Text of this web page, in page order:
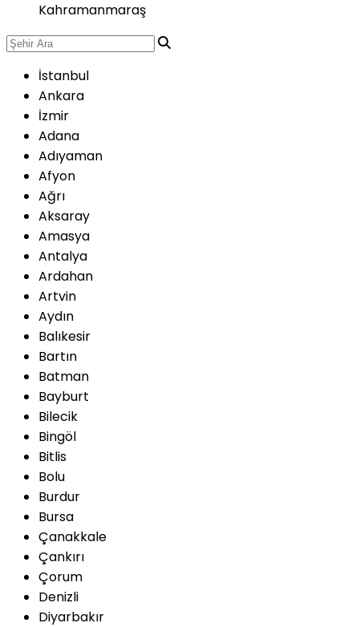
Kahramanmaraş
İstanbul
Ankara
İzmir
Adana
Adıyaman
Afyon
Ağrı
Aksaray
Amasya
Antalya
Ardahan
Artvin
Aydın
Balıkesir
Bartın
Batman
Bayburt
Bilecik
Bingöl
Bitlis
Bolu
Burdur
Bursa
Çanakkale
Çankırı
Çorum
Denizli
Diyarbakır